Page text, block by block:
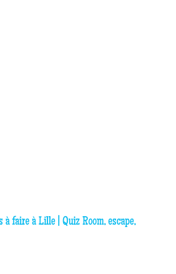
à faire à Lille | Quiz Room, escape,